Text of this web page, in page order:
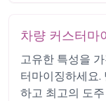
차량 커스터마
고유한 특성을
터마이징하세요.
하고 최고의 도